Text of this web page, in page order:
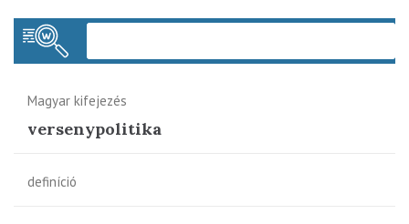
Magyar kifejezés
versenypolitika
definíció